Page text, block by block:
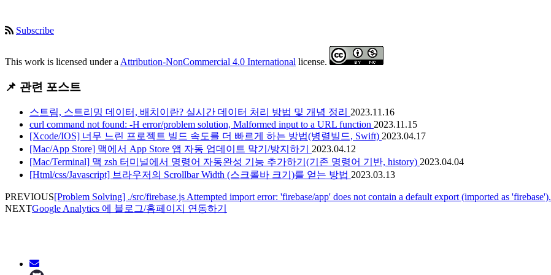
Subscribe
This work is licensed under a Attribution-NonCommercial 4.0 International license.
📌 관련 포스트
스트림, 스트리밍 데이터, 배치이란? 실시간 데이터 처리 방법 및 개념 정리 2023.11.16
curl command not found: -H error/problem solution, Malformed input to a URL function 2023.11.15
[Xcode/IOS] 너무 느린 프로젝트 빌드 속도를 더 빠르게 하는 방법(병렬빌드, Swift) 2023.04.17
[Mac/App Store] 맥에서 App Store 앱 자동 업데이트 막기/방지하기 2023.04.12
[Mac/Terminal] 맥 zsh 터미널에서 명령어 자동완성 기능 추가하기(기존 명령어 기반, history) 2023.04.04
[Html/css/Javascript] 브라우저의 Scrollbar Width (스크롤바 크기)를 얻는 방법 2023.03.13
PREVIOUS[Problem Solving] ./src/firebase.js Attempted import error: 'firebase/app' does not contain a default export (imported as 'firebase').
NEXTGoogle Analytics 에 블로그/홈페이지 연동하기